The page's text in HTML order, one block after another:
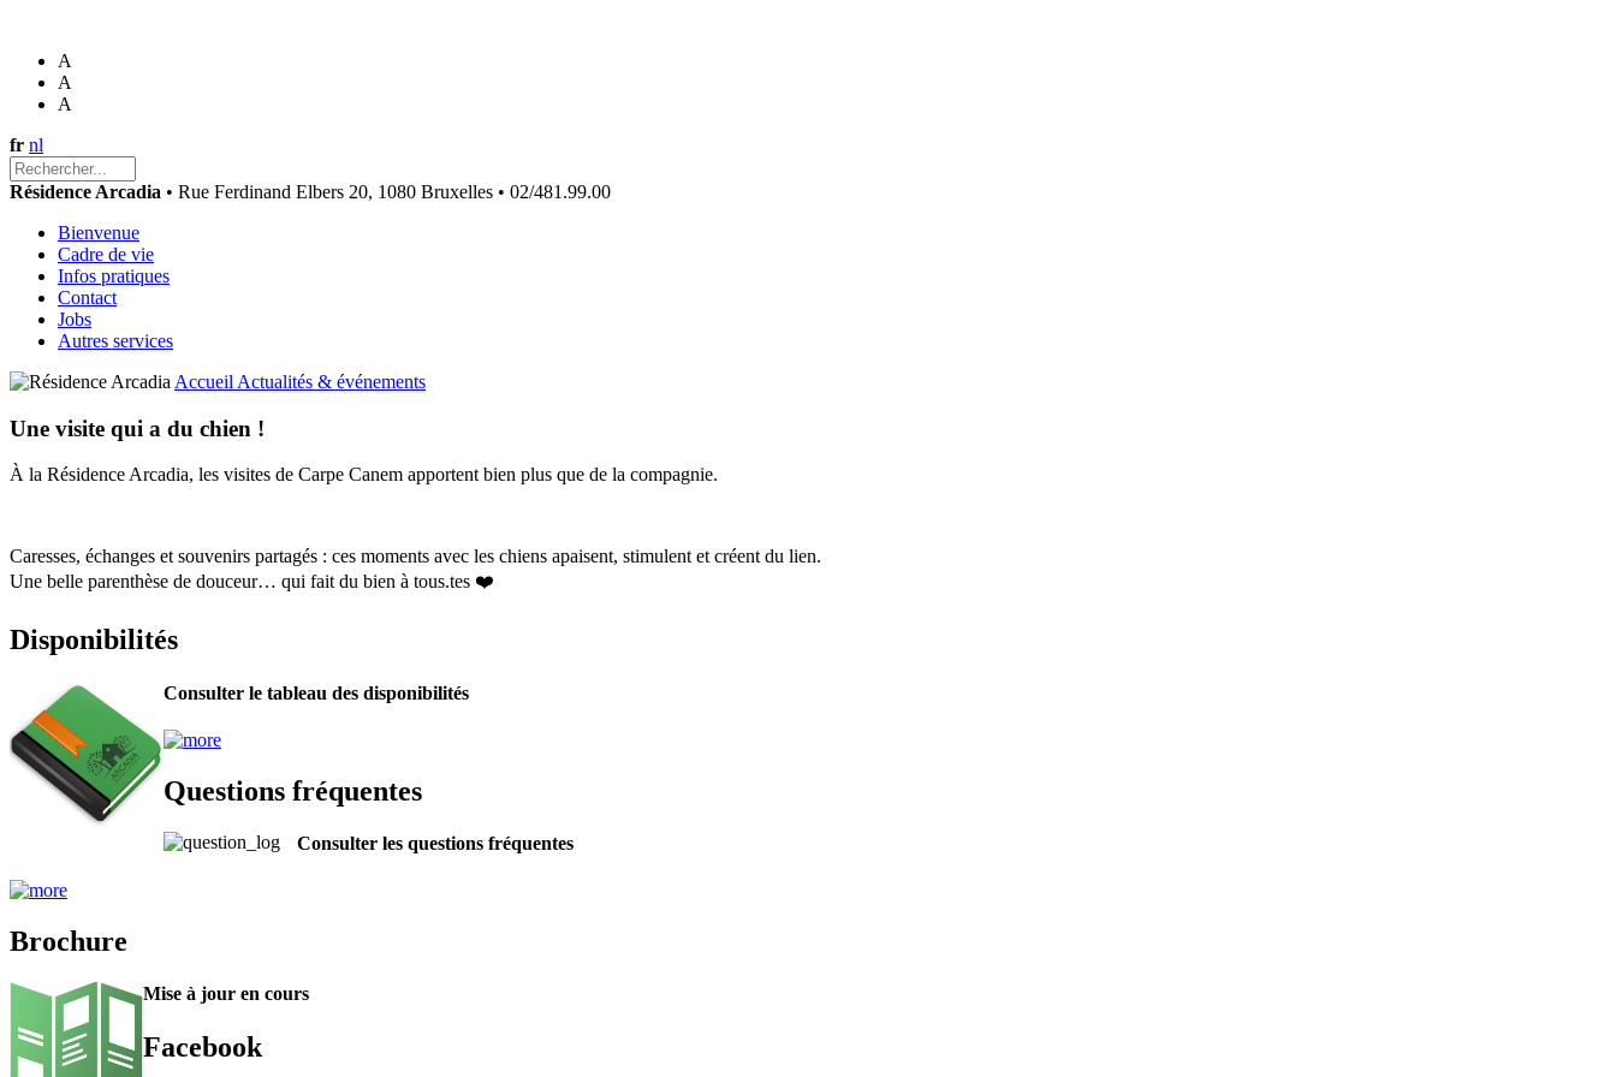
A
A
A
fr nl
Résidence Arcadia • Rue Ferdinand Elbers 20, 1080 Bruxelles • 02/481.99.00
Bienvenue
Cadre de vie
Infos pratiques
Contact
Jobs
Autres services
Accueil Actualités & événements
Une visite qui a du chien !
À la Résidence Arcadia, les visites de Carpe Canem apportent bien plus que de la compagnie.
Caresses, échanges et souvenirs partagés : ces moments avec les chiens apaisent, stimulent et créent du lien.
Une belle parenthèse de douceur… qui fait du bien à tous.tes ❤️
Disponibilités
Consulter le tableau des disponibilités
Questions fréquentes
Consulter les questions fréquentes
Brochure
Mise à jour en cours
Facebook